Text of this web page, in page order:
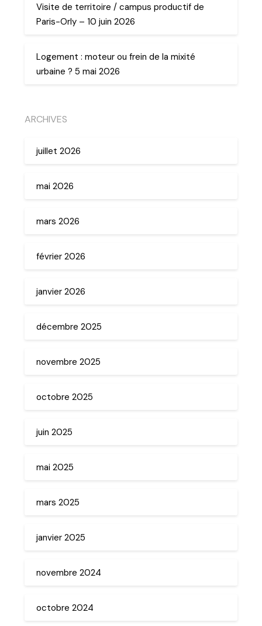
Visite de territoire / campus productif de
Paris-Orly – 10 juin 2026
Logement : moteur ou frein de la mixité
urbaine ? 5 mai 2026
ARCHIVES
juillet 2026
mai 2026
mars 2026
février 2026
janvier 2026
décembre 2025
novembre 2025
octobre 2025
juin 2025
mai 2025
mars 2025
janvier 2025
novembre 2024
octobre 2024